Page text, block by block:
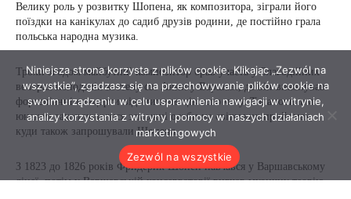
Niniejsza strona korzysta z plików cookie. Klikając „Zezwól na
wszystkie”, zgadzasz się na przechowywanie plików cookie na
swoim urządzeniu w celu usprawnienia nawigacji w witrynie,
analizy korzystania z witryny i pomocy w naszych działaniach
marketingowych
Zezwól na wszystkie